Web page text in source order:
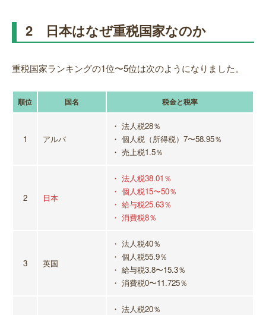
2 日本はなぜ重税国家なのか
重税国家ランキングの1位〜5位は次のようになりました。
順位 国名 税金と税率
1 アルバ
・ 法人税28％
・ 個人税（所得税）7〜58.95％
・ 売上税1.5％
2 日本
・ 法人税38.01％
・ 個人税15〜50％
・ 給与税25.63％
・ 消費税8％
3 英国
・ 法人税40％
・ 個人税55.9％
・ 給与税3.8〜15.3％
・ 消費税0〜11.725％
・ 法人税20％